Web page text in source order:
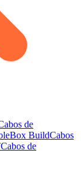
de
Box BuildCabos
Cabos de